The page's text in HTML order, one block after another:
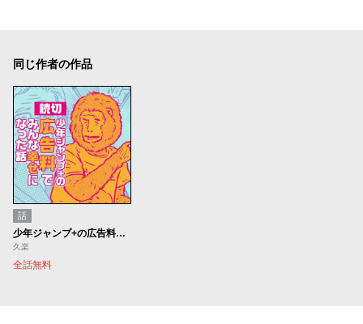
同じ作者の作品
話
少年ジャンプ+の広告料でみんな幸せになった話
久楽
全話無料